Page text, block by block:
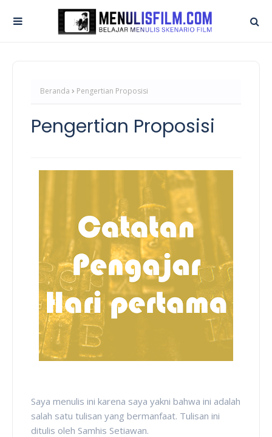
Beranda Pengertian Proposisi
Pengertian Proposisi
Saya menulis ini karena saya yakni bahwa ini adalah
salah satu tulisan yang bermanfaat. Tulisan ini
ditulis oleh Samhis Setiawan.